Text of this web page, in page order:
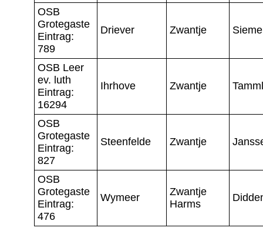
OSB
Grotegaste
Eintrag:
789
Driever Zwantje
OSB Leer
ev. luth
Eintrag:
16294
Ihrhove Zwantje
OSB
Grotegaste
Eintrag:
827
Steenfelde Zwantje
OSB
Grotegaste
Eintrag:
476
Wymeer
Zwantje
Harms